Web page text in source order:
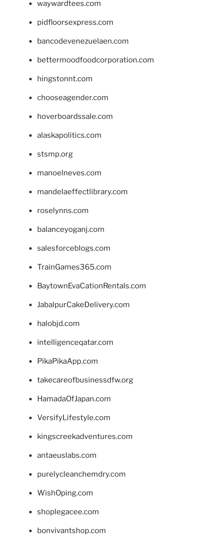
waywardtees.com
pidfloorsexpress.com
bancodevenezuelaen.com
bettermoodfoodcorporation.com
hingstonnt.com
chooseagender.com
hoverboardssale.com
alaskapolitics.com
stsmp.org
manoelneves.com
mandelaeffectlibrary.com
roselynns.com
balanceyoganj.com
salesforceblogs.com
TrainGames365.com
BaytownEvaCationRentals.com
JabalpurCakeDelivery.com
halobjd.com
intelligenceqatar.com
PikaPikaApp.com
takecareofbusinessdfw.org
HamadaOfJapan.com
VersifyLifestyle.com
kingscreekadventures.com
antaeuslabs.com
purelycleanchemdry.com
WishOping.com
shoplegacee.com
bonvivantshop.com